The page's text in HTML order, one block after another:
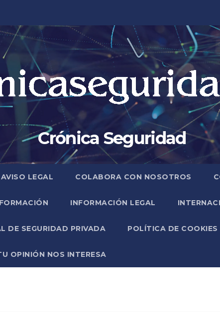
Crónica Seguridad
AVISO LEGAL COLABORA CON NOSOTROS
FORMACIÓN INFORMACIÓN LEGAL
DE SEGURIDAD PRIVADA POLÍTICA DE COOKIES
OPINIÓN NOS INTERESA